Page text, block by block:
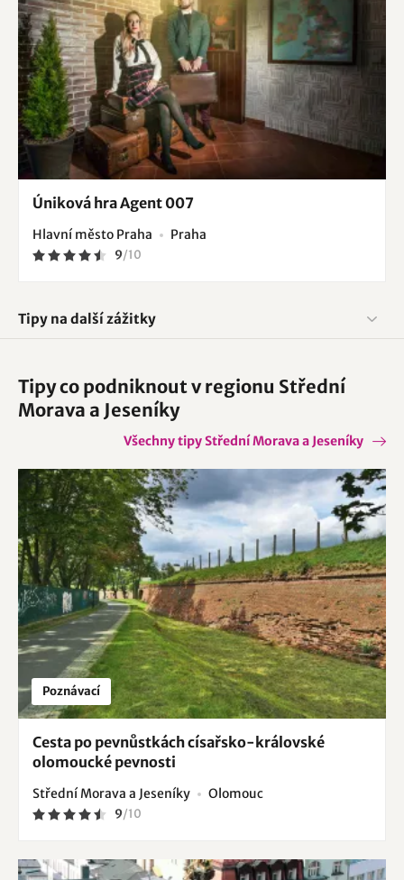
Úniková hra Agent 007
Hlavní město Praha Praha
9/10
Tipy na další zážitky
Tipy co podniknout v regionu Střední
Morava a Jeseníky
Všechny tipy Střední Morava a Jeseníky
Poznávací
Cesta po pevnůstkách císařsko-královské
olomoucké pevnosti
Střední Morava a Jeseníky Olomouc
9/10